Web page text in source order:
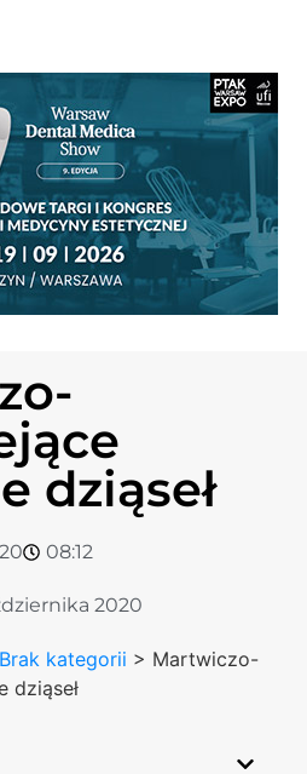
dziąseł
08:12
2020
Brak kategorii > Martwiczo-
dziąseł